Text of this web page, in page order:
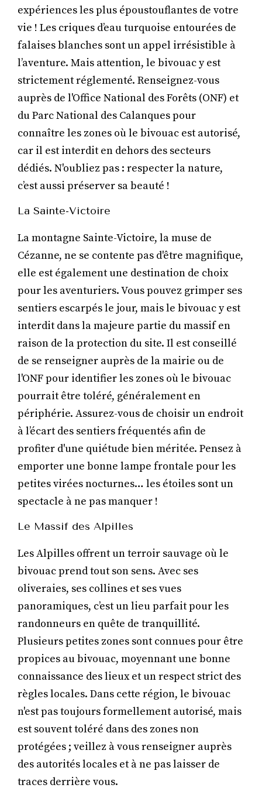
expériences les plus époustouflantes de votre
vie ! Les criques d’eau turquoise entourées de
falaises blanches sont un appel irrésistible à
l’aventure. Mais attention, le bivouac y est
strictement réglementé. Renseignez-vous
auprès de l'Office National des Forêts (ONF) et
du Parc National des Calanques pour
connaître les zones où le bivouac est autorisé,
car il est interdit en dehors des secteurs
dédiés. N'oubliez pas : respecter la nature,
c’est aussi préserver sa beauté !
La Sainte-Victoire
La montagne Sainte-Victoire, la muse de
Cézanne, ne se contente pas d'être magnifique,
elle est également une destination de choix
pour les aventuriers. Vous pouvez grimper ses
sentiers escarpés le jour, mais le bivouac y est
interdit dans la majeure partie du massif en
raison de la protection du site. Il est conseillé
de se renseigner auprès de la mairie ou de
l'ONF pour identifier les zones où le bivouac
pourrait être toléré, généralement en
périphérie. Assurez-vous de choisir un endroit
à l’écart des sentiers fréquentés afin de
profiter d'une quiétude bien méritée. Pensez à
emporter une bonne lampe frontale pour les
petites virées nocturnes… les étoiles sont un
spectacle à ne pas manquer !
Le Massif des Alpilles
Les Alpilles offrent un terroir sauvage où le
bivouac prend tout son sens. Avec ses
oliveraies, ses collines et ses vues
panoramiques, c’est un lieu parfait pour les
randonneurs en quête de tranquillité.
Plusieurs petites zones sont connues pour être
propices au bivouac, moyennant une bonne
connaissance des lieux et un respect strict des
règles locales. Dans cette région, le bivouac
n'est pas toujours formellement autorisé, mais
est souvent toléré dans des zones non
protégées ; veillez à vous renseigner auprès
des autorités locales et à ne pas laisser de
traces derrière vous.